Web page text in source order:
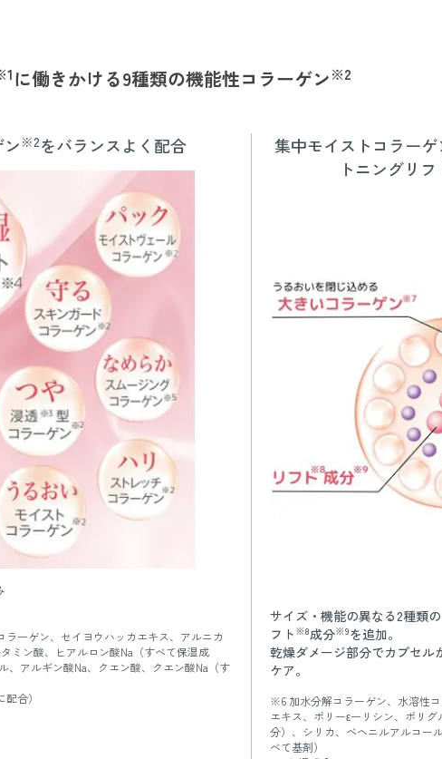
に働きかける9種類の機能性コラーゲン※2
※2をバランスよく配合
ーゲン、セイヨウハッカエキス、アルニカ
ミン酸、ヒアルロン酸Na（すべて保湿成
、アルギン酸Na、クエン酸、クエン酸Na（す
合）
集中モイストコラーゲ
トニングリ
サイズ・機能の異なる2種類
フト ※8成分※9を追加。
乾燥ダメージ部分でカプセル
ケア。
※6 加水分解コラーゲン、水溶性
エキス、ポリーεーリシン、ポリ
分）、シリカ、ベヘニルアルコー
べて基剤）